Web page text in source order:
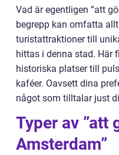
Vad är egentligen ”att
begrepp kan omfatta
turistattraktioner till
hittas i denna stad. Här
historiska platser till
kaféer. Oavsett dina
något som tilltalar just
Typer av ”att
Amsterdam”